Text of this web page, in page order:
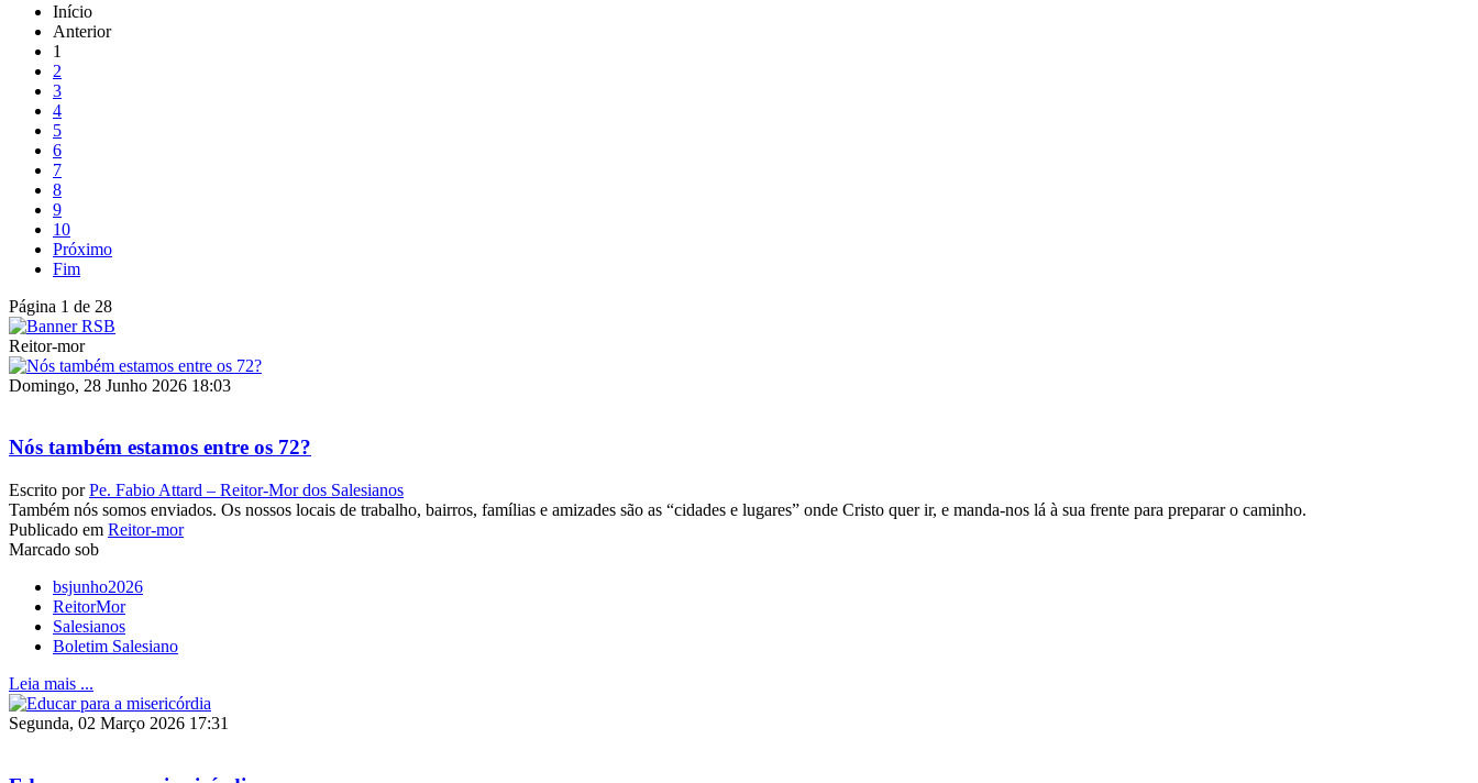
Início
Anterior
1
2
3
4
5
6
7
8
9
10
Próximo
Fim
Página 1 de 28
Reitor-mor
Domingo, 28 Junho 2026 18:03
Nós também estamos entre os 72?
Escrito porPe. Fabio Attard – Reitor-Mor dos Salesianos
Também nós somos enviados. Os nossos locais de trabalho, bairros, famílias e amizades são as “cidades e lugares” onde Cristo quer ir, e manda-nos lá à sua frente para preparar o caminho.
Publicado em Reitor-mor
Marcado sob
bsjunho2026
ReitorMor
Salesianos
Boletim Salesiano
Leia mais ...
Segunda, 02 Março 2026 17:31